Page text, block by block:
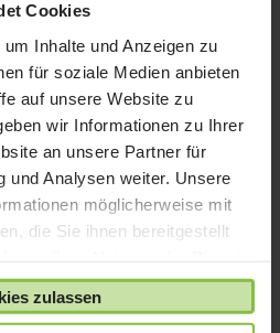
Cookies
Inhalte und Anzeigen zu
für soziale Medien anbieten
auf unsere Website zu
wir Informationen zu Ihrer
an unsere Partner für
und Analysen weiter. Unsere
möglicherweise mit
die Sie ihnen bereitgestellt
zulassen
Preis
ist:
Apple Magic Keyboard
für iPad Air
319,00 €
bis
Enthält 19% MwSt.
zzgl.Versand